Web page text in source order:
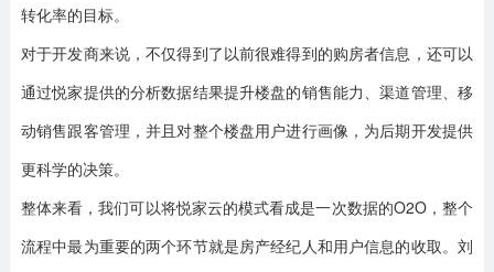
转化率的目标。
对于开发商来说，不仅得到了以前很难得到的购房者信息，还可以
通过悦家提供的分析数据结果提升楼盘的销售能力、渠道管理、移
动销售跟客管理，并且对整个楼盘用户进行画像，为后期开发提供
更科学的决策。
整体来看，我们可以将悦家云的模式看成是一次数据的O2O，整个
流程中最为重要的两个环节就是房产经纪人和用户信息的收取。刘